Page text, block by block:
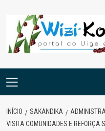
content
Menu
INÍCIO SAKANDIKA
VISITA COMUNIDADES E REFORÇA